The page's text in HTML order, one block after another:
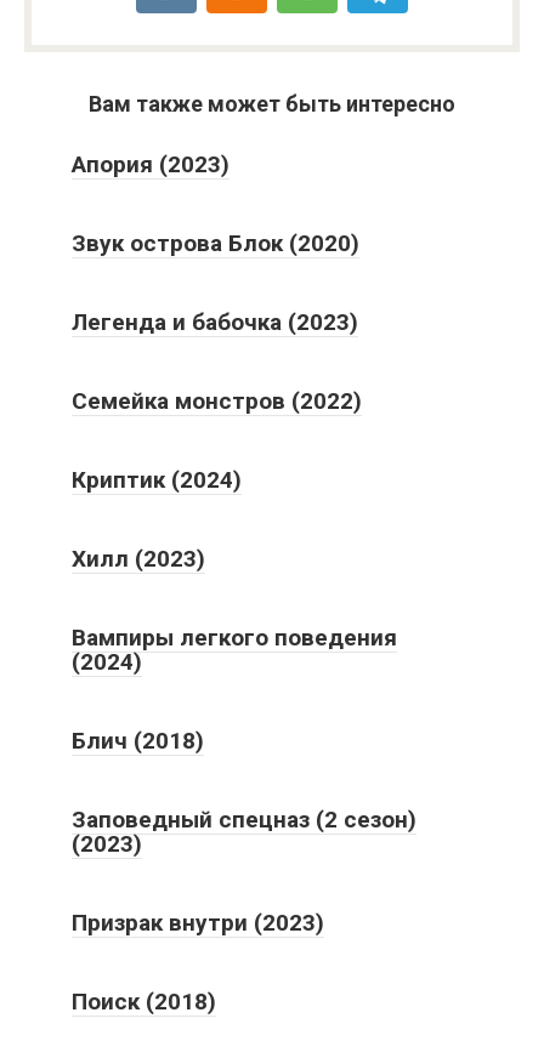
Вам также может быть интересно
Апория (2023)
Звук острова Блок (2020)
Легенда и бабочка (2023)
Семейка монстров (2022)
Криптик (2024)
Хилл (2023)
Вампиры легкого поведения
(2024)
Блич (2018)
Заповедный спецназ (2 сезон)
(2023)
Призрак внутри (2023)
Поиск (2018)